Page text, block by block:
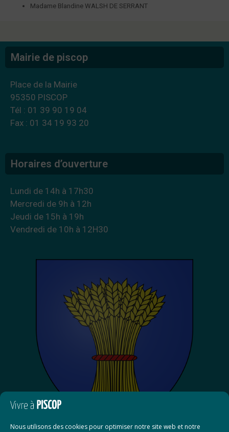
Nous utilisons des cookies pour optimiser notre site web et notre
Madame Blandine WALSH DE SERRANT
Mairie de piscop
Place de la Mairie
95350 PISCOP
Tél : 01 39 90 19 04
Fax : 01 34 19 93 20
Horaires d’ouverture
Lundi de 14h à 17h30
Mercredi de 9h à 12h
Jeudi de 15h à 19h
Vendredi de 10h à 12H30